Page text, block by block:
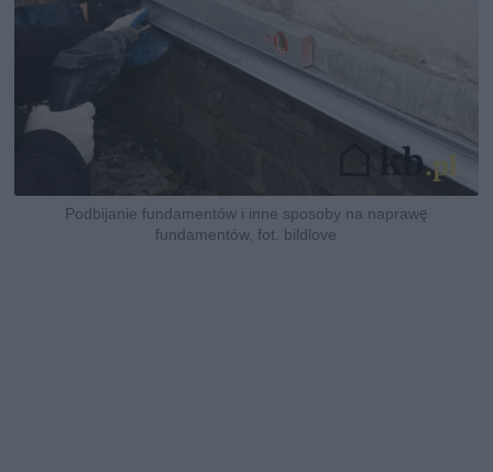
Podbijanie fundamentów i inne sposoby na naprawę
fundamentów, fot. bildlove